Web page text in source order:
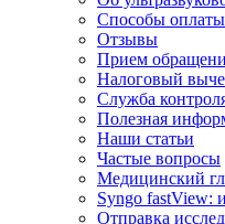
Способы оплаты
Отзывы
Прием
Налоговый
Служба
Полезная
Наши статьи
Частые вопросы
Медицинский
Syngo fastView:
Отправка